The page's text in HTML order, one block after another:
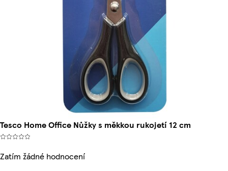
Tesco Home Office Nůžky s měkkou rukojetí 12 cm
Zatím žádné hodnocení